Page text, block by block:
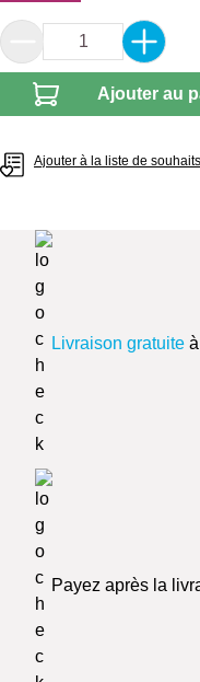
Quantité de
Ajouter au
Ajouter à la liste de souhaits
Livraison gratuite
Payez après la